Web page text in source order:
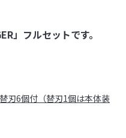
」フルセットです。
刃6個付（替刃1個は本体装